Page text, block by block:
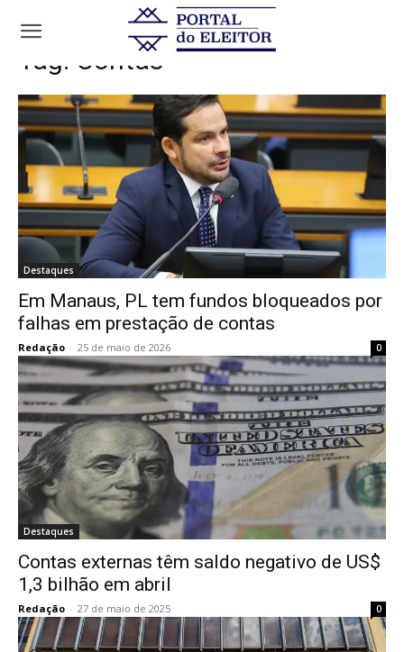
Tags
Tag: Contas
Destaques
Em Manaus, PL tem fundos bloqueados por
falhas em prestação de contas
Redação - 25 de maio de 2026 0
Destaques
Contas externas têm saldo negativo de US$
1,3 bilhão em abril
Redação - 27 de maio de 2025 0